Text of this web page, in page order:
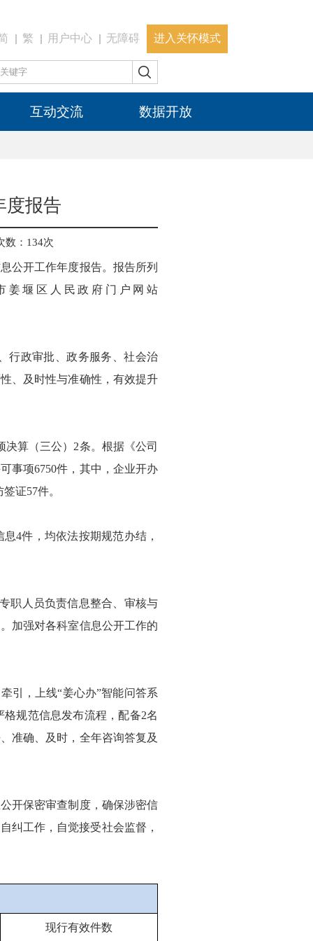
繁 用户中心 无障碍 进入关怀模式
互动交流 数据开放
度报告
数： 134次
公开工作年度报告。报告所列
姜堰区人民政府门户网站
行政审批、政务服务、社会治
、及时性与准确性，有效提升
算（三公）2条。根据《公司
事项6750件，其中，企业开办
证57件。
4件，均依法按期规范办结，
职人员负责信息整合、审核与
加强对各科室信息公开工作的
引，上线“姜心办”智能问答系
规范信息发布流程，配备2名
准确、及时，全年咨询答复及
开保密审查制度，确保涉密信
纠工作，自觉接受社会监督，
现行有效件数